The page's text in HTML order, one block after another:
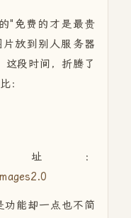
"免费的才是最贵
放到别人服务器
这段时间，折腾了
：
：
功能却一点也不简